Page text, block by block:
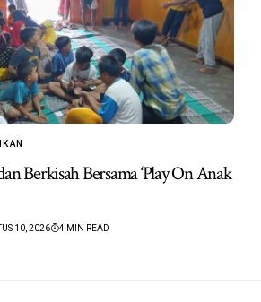
Berkisah Bersama ‘Play On Anak
10, 2026 4 MIN READ